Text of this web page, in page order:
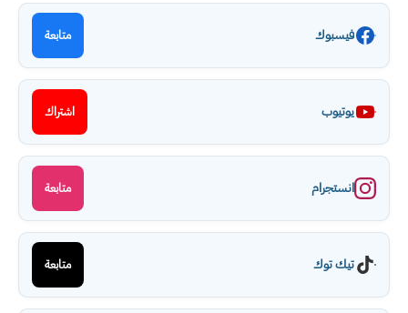
فيسبوك متابعة
يوتيوب اشتراك
انستجرام متابعة
تيك توك متابعة